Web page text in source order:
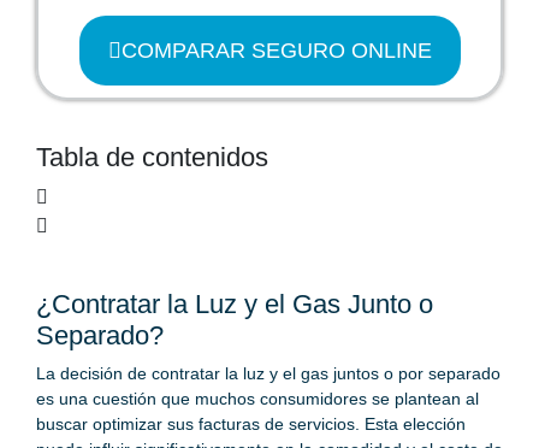
¿Contratar la Luz y el Gas Junto o
Separado?
La decisión de contratar la luz y el gas juntos o por separado
es una cuestión que muchos consumidores se plantean al
buscar optimizar sus facturas de servicios. Esta elección
COMPARAR SEGURO ONLINE
Tabla de contenidos